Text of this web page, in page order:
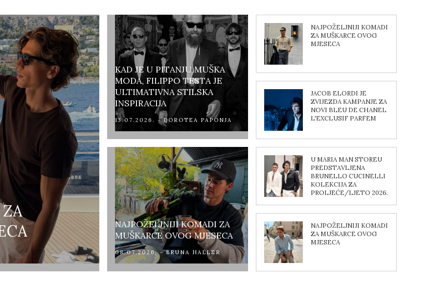
KAD JE U PITANJU MUŠKA
MODA, FILIPPO TESTA JE
ULTIMATIVNA STILSKA
INSPIRACIJA
13.07.2026. - DOROTEA PAPONJA
NAJPOŽELJNIJI KOMADI ZA
MUŠKARCE OVOG MJESECA
08.07.2026. - BRUNA HALLER
NAJPOŽELJNIJI KOMADI
ZA MUŠKARCE OVOG
MJESECA
JACOB ELORDI JE
ZVIJEZDA KAMPANJE ZA
NOVI BLEU DE CHANEL
L'EXCLUSIF PARFEM
U MARIA MAN STOREU
PREDSTAVLJENA
BRUNELLO CUCINELLI
KOLEKCIJA ZA
PROLJEĆE/LJETO 2026.
NAJPOŽELJNIJI KOMADI
ZA MUŠKARCE OVOG
MJESECA